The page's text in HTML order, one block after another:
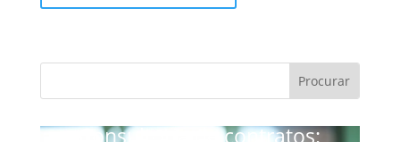
Consultoria de contratos: